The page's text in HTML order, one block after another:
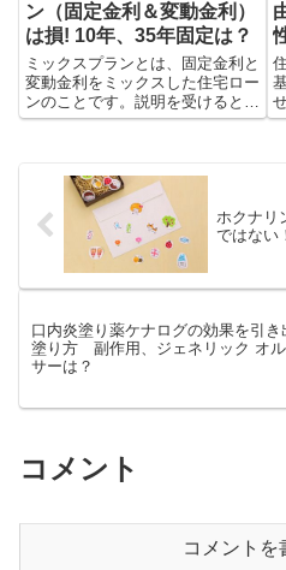
ン（固定金利＆変動金利）
は損! 10年、35年固定は？
ミックスプランとは、固定金利と
変動金利をミックスした住宅ロー
ンのことです。説明を受けると合
理的な住宅ローンに見えますが、
ホクナリ
ではない
口内炎塗り薬ケナログの効果を引き
塗り方 副作用、ジェネリック オル
サーは？
コメント
コメントを